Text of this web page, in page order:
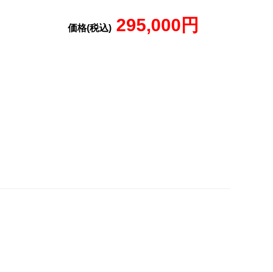
価格(税込)295,000円